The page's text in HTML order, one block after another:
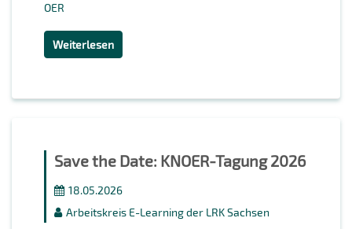
OER
Weiterlesen
Save the Date: KNOER-Tagung 2026
18.05.2026
Arbeitskreis E-Learning der LRK Sachsen